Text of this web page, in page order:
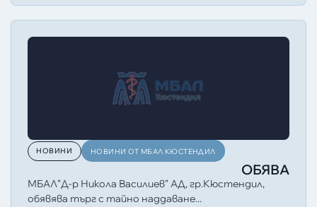
НОВИНИ НОВИНИ ОТ МБАЛ КЮСТЕНДИЛ
ОБЯВА
МБАЛ”Д-р Никола Василиев” АД, гр.Кюстендил,
обявява търг с тайно наддаване...